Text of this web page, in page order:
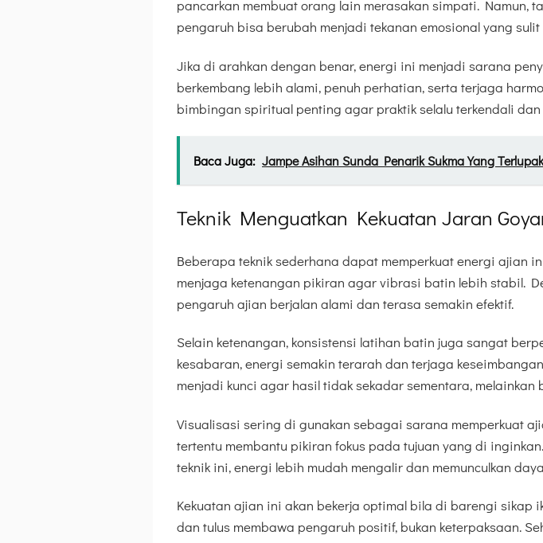
pancarkan membuat orang lain merasakan simpati. Namun,
pengaruh bisa berubah menjadi tekanan emosional yang
Jika di arahkan dengan benar, energi ini menjadi sarana
berkembang lebih alami, penuh perhatian, serta terjaga
bimbingan spiritual penting agar praktik selalu terkendali dan
Baca Juga: Jampe Asihan Sunda Penarik Sukma Yang
Teknik Menguatkan Kekuatan Jaran
Beberapa teknik sederhana dapat memperkuat energi ajian
menjaga ketenangan pikiran agar vibrasi batin lebih stabil.
pengaruh ajian berjalan alami dan terasa semakin efektif.
Selain ketenangan, konsistensi latihan batin juga sangat
kesabaran, energi semakin terarah dan terjaga
menjadi kunci agar hasil tidak sekadar sementara, melainkan
Visualisasi sering di gunakan sebagai sarana memperkuat
tertentu membantu pikiran fokus pada tujuan yang di
teknik ini, energi lebih mudah mengalir dan memunculkan
Kekuatan ajian ini akan bekerja optimal bila di barengi sikap
dan tulus membawa pengaruh positif, bukan keterpaksaan.